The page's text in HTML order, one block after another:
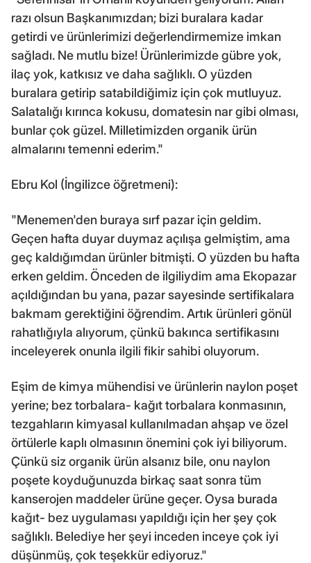
razı olsun Başkanımızdan; bizi buralara kadar
getirdi ve ürünlerimizi değerlendirmemize imkan
sağladı. Ne mutlu bize! Ürünlerimizde gübre yok,
ilaç yok, katkısız ve daha sağlıklı. O yüzden
buralara getirip satabildiğimiz için çok mutluyuz.
Salatalığı kırınca kokusu, domatesin nar gibi olması,
bunlar çok güzel. Milletimizden organik ürün
almalarını temenni ederim."
Ebru Kol (İngilizce öğretmeni):
"Menemen'den buraya sırf pazar için geldim.
Geçen hafta duyar duymaz açılışa gelmiştim, ama
geç kaldığımdan ürünler bitmişti. O yüzden bu hafta
erken geldim. Önceden de ilgiliydim ama Ekopazar
açıldığından bu yana, pazar sayesinde sertifikalara
bakmam gerektiğini öğrendim. Artık ürünleri gönül
rahatlığıyla alıyorum, çünkü bakınca sertifikasını
inceleyerek onunla ilgili fikir sahibi oluyorum.
Eşim de kimya mühendisi ve ürünlerin naylon poşet
yerine; bez torbalara- kağıt torbalara konmasının,
tezgahların kimyasal kullanılmadan ahşap ve özel
örtülerle kaplı olmasının önemini çok iyi biliyorum.
Çünkü siz organik ürün alsanız bile, onu naylon
poşete koyduğunuzda birkaç saat sonra tüm
kanserojen maddeler ürüne geçer. Oysa burada
kağıt- bez uygulaması yapıldığı için her şey çok
sağlıklı. Belediye her şeyi inceden inceye çok iyi
düşünmüş, çok teşekkür ediyoruz."